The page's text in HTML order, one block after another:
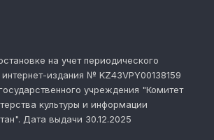
на учет периодического
издания № KZ43VPY00138159
учреждения "Комитет
культуры и информации
Дата выдачи 30.12.2025